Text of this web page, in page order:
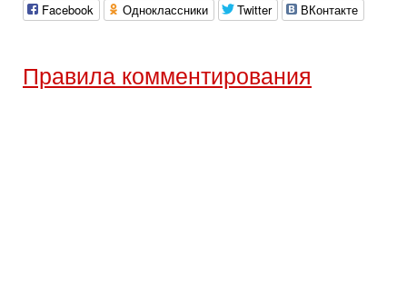
Facebook Одноклассники Twitter ВКонтакте
Правила комментирования